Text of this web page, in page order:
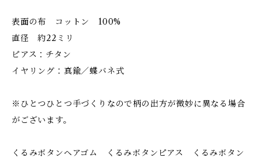
表面の布 コットン 100%
直径 約22ミリ
ピアス：チタン
イヤリング：真鍮／蝶バネ式
※ひとつひとつ手づくりなので柄の出方が微妙に異なる場合
がございます。
くるみボタンヘアゴム くるみボタンピアス くるみボタン